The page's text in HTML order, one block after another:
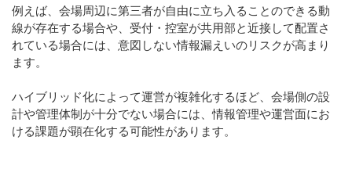
例えば、会場周辺に第三者が自由に立ち入ることのできる動
線が存在する場合や、受付・控室が共用部と近接して配置さ
れている場合には、意図しない情報漏えいのリスクが高まり
ます。
ハイブリッド化によって運営が複雑化するほど、会場側の設
計や管理体制が十分でない場合には、情報管理や運営面にお
ける課題が顕在化する可能性があります。